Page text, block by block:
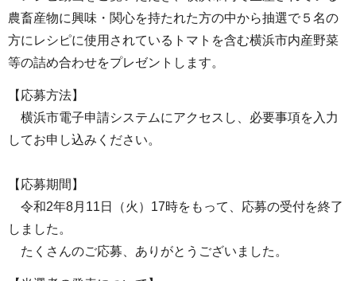
農畜産物に興味・関心を持たれた方の中から抽選で５名の
方にレシピに使用されているトマトを含む横浜市内産野菜
等の詰め合わせをプレゼントします。
【応募方法】
横浜市電子申請システムにアクセスし、必要事項を入力
してお申し込みください。
【応募期間】
令和2年8月11日（火）17時をもって、応募の受付を終了
しました。
たくさんのご応募、ありがとうございました。